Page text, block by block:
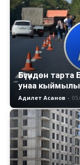
Бүгүндөн
унаа
Адилет Асанов -